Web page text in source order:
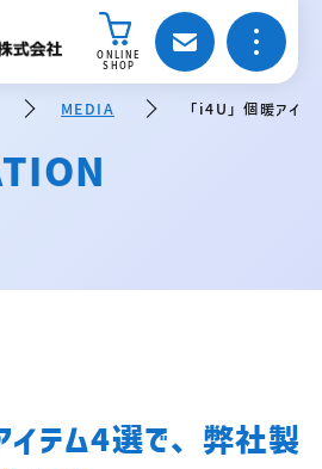
ONLINE
SHOP
MEDIA 「i4U」個暖アイテ
イテム4選で、弊社製